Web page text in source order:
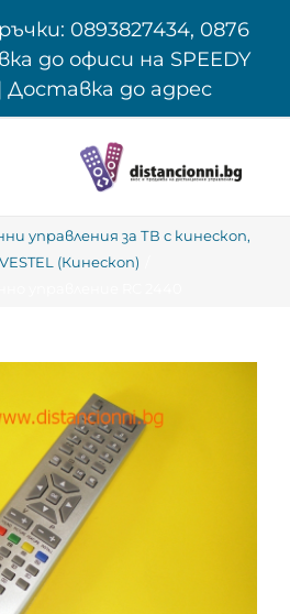
0893827434, 0876
до офиси на SPEEDY
до адрес
управления за ТВ с кинескоп
VESTEL (Кинескоп)